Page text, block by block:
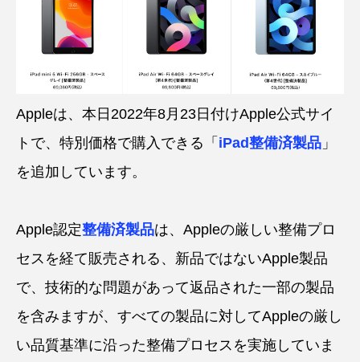
Appleは、本日2022年8月23日付けApple公式サイ
トで、特別価格で購入できる「 iPad整備済製品 」
を追加しています。
Apple認定整備済製品は、Appleの厳しい整備プロ
セスを経て販売される、新品ではないApple製品
で、技術的な問題があって返品された一部の製品
を含みますが、すべての製品に対してAppleの厳し
い品質基準に沿った整備プロセスを実施していま